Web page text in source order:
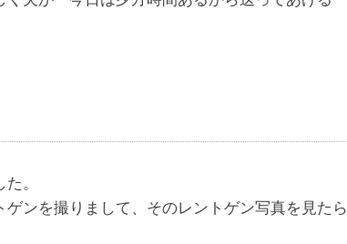
。
ンを撮りまして、そのレントゲン写真を見たら